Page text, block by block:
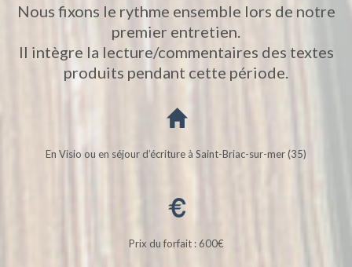
Nous fixons le rythme ensemble lors de notre
premier entretien.
Il intègre la lecture/commentaires des textes
produits pendant cette période.
En Visio ou en séjour d’écriture à Saint-Briac-sur-mer (35)
Prix du forfait : 600€